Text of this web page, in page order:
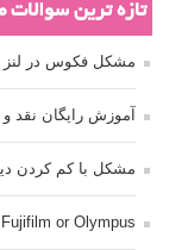
تازه ترین
مشکل فکوس در لنز ۳۵ نیکون
آموزش رایگان نقد
مشکل با کم کردن
Fujifilm or Olympus